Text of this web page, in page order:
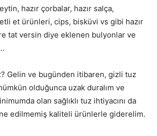
hazır çorbalar, hazır salça,
et ürünleri, cips, bisküvi vs gibi hazır
tat versin diye eklenen bulyonlar ve
Gelin ve bugünden itibaren, gizli tuz
olduğunca uzak duralım ve
olan sağlıklı tuz ihtiyacını da
edilmemiş kaliteli ürünlerle giderelim.